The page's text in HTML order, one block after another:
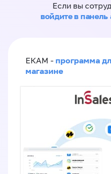
Если вы
войдите в
ЕКАМ - программа
магазине